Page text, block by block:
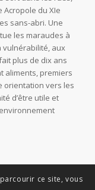
Acropole du XIe
sans-abri. Une
les maraudes à
vulnérabilité, aux
plus de dix ans
aliments, premiers
orientation vers les
d’être utile et
ce site, vous